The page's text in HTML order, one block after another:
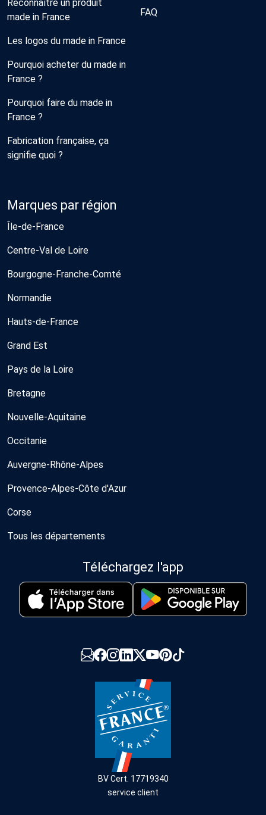
Reconnaître un produit
made in France
Les logos du made in France
Pourquoi acheter du made in
France ?
Pourquoi faire du made in
France ?
Fabrication française, ça
signifie quoi ?
FAQ
Marques par région
Île-de-France
Centre-Val de Loire
Bourgogne-Franche-Comté
Normandie
Hauts-de-France
Grand Est
Pays de la Loire
Bretagne
Nouvelle-Aquitaine
Occitanie
Auvergne-Rhône-Alpes
Provence-Alpes-Côte d'Azur
Corse
Tous les départements
Téléchargez l'app
BV Cert. 17719340
service client